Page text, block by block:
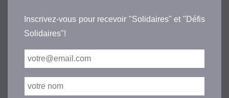
Inscrivez-vous pour recevoir "Solidaires" et "Défis
Solidaires"!